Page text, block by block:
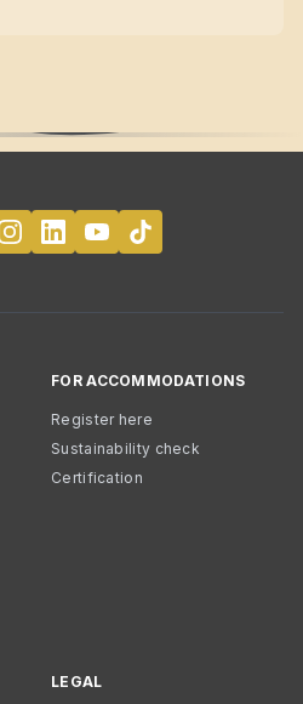
FOR ACCOMMODATIONS
Register here
Sustainability check
Certification
LEGAL